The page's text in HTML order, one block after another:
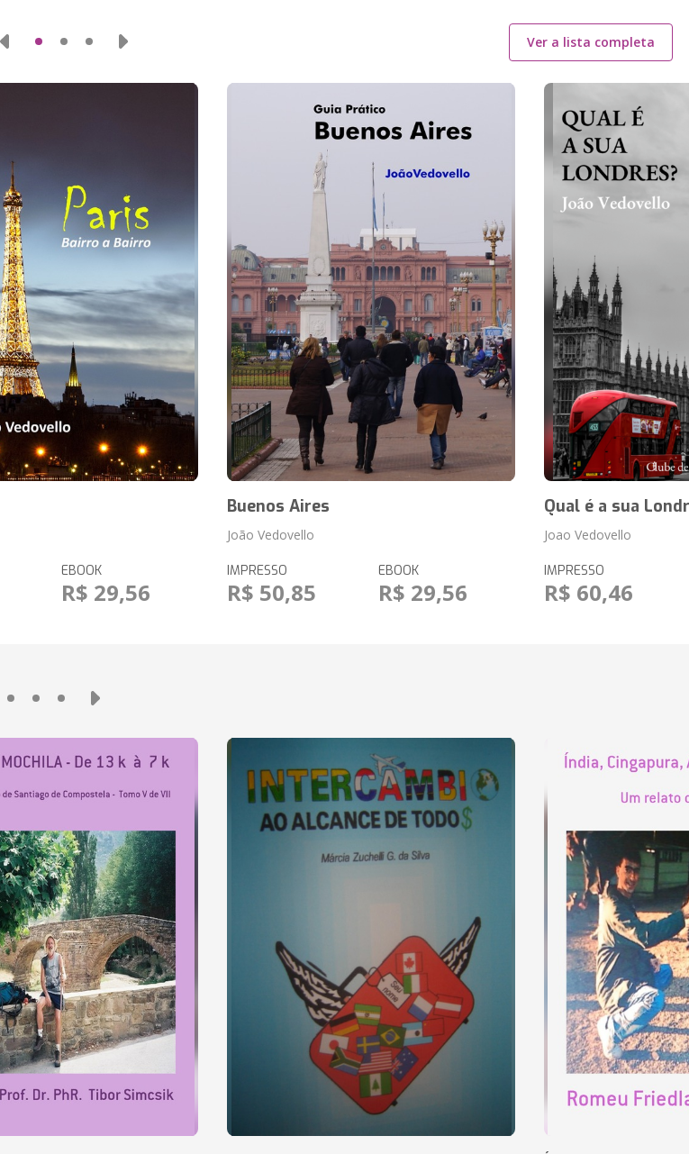
Ver a lista completa
EBOOK
R$ 29,56
Buenos Aires
João Vedovello
IMPRESSO
R$ 50,85
EBOOK
R$ 29,56
Qual é a sua
Joao Vedovello
IMPRESSO
R$ 60,46